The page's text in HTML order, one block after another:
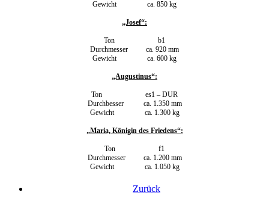
Gewicht ca. 850 kg
„Josef“:
Ton b1
Durchmesser ca. 920 mm
Gewicht ca. 600 kg
„Augustinus“:
Ton es1 – DUR
Durchbesser ca. 1.350 mm
Gewicht ca. 1.300 kg
„Maria, Königin des Friedens“:
Ton f1
Durchmesser ca. 1.200 mm
Gewicht ca. 1.050 kg
Zurück